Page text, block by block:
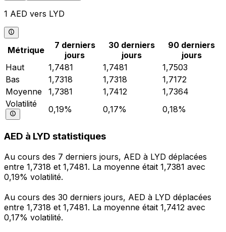
1 AED vers LYD
Métrique
7 derniers
jours
30 derniers
jours
90 derniers
jours
Haut
1,7481 1,7481
1,7503
Bas
1,7318 1,7318
1,7172
Moyenne
1,7381 1,7412
1,7364
Volatilité
0,19% 0,17% 0,18%
AED à LYD statistiques
Au cours des 7 derniers jours, AED à LYD déplacées
entre 1,7318 et 1,7481. La moyenne était 1,7381 avec
0,19% volatilité.
Au cours des 30 derniers jours, AED à LYD déplacées
entre 1,7318 et 1,7481. La moyenne était 1,7412 avec
0,17% volatilité.